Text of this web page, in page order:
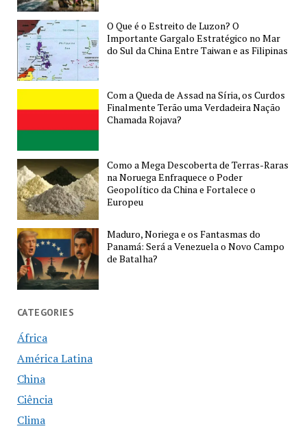
O Que é o Estreito de Luzon? O
Importante Gargalo Estratégico no Mar
do Sul da China Entre Taiwan e as Filipinas
Com a Queda de Assad na Síria, os Curdos
Finalmente Terão uma Verdadeira Nação
Chamada Rojava?
Como a Mega Descoberta de Terras-Raras
na Noruega Enfraquece o Poder
Geopolítico da China e Fortalece o
Europeu
Maduro, Noriega e os Fantasmas do
Panamá: Será a Venezuela o Novo Campo
de Batalha?
CATEGORIES
África
América Latina
China
Ciência
Clima